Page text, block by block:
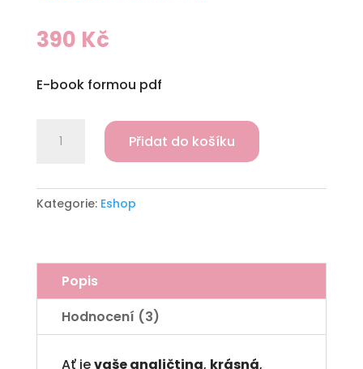
základě
hodnocení
390 Kč
E-book formou pdf
ADVANCED
WORKBOOK
Přidat do košíku
A
l
e
e
Kategorie: Eshop
Popis
Hodnocení (3)
Ať jevaše angličtina, krásná,